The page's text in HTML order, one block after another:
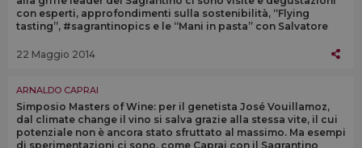
con esperti, approfondimenti sulla sostenibilità, “Flying
tasting”, #sagrantinopics e le “Mani in pasta” con Salvatore
22 Maggio 2014
ARNALDO CAPRAI
Simposio Masters of Wine: per il genetista José Vouillamoz,
dal climate change il vino si salva grazie alla stessa vite, il cui
potenziale non è ancora stato sfruttato al massimo. Ma esempi
di sperimentazioni ci sono, come Caprai con il Sagrantino